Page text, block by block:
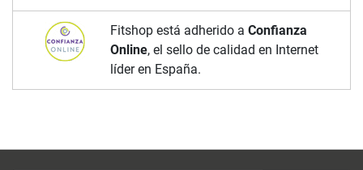
Fitshop está adherido a Confianza
Online, el sello de calidad en Internet
líder en España.